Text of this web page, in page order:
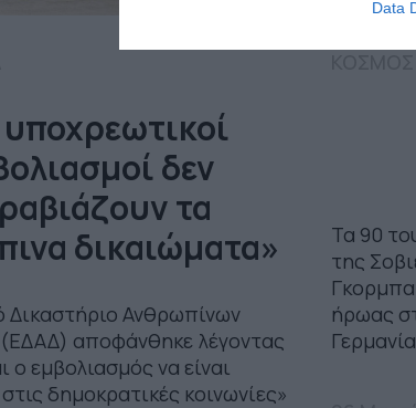
Data
δεν
τα
δικαιώματα»
Δικαστήριο Ανθρωπίνων
αποφάνθηκε λέγοντας
ο εμβολιασμός να είναι
δημοκρατικές κοινωνίες»
Τα 90
της
ήρωας
Γερμανία